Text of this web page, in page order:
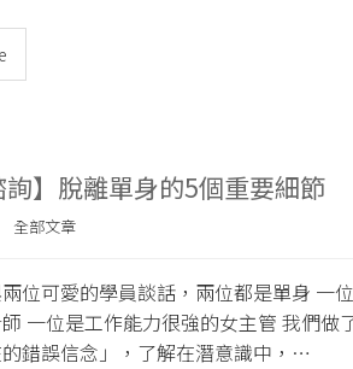
詢】脫離單身的5個重要細節
全部文章
位可愛的學員談話，兩位都是單身 一
一位是工作能力很強的女主管 我們做
錯誤信念」，了解在潛意識中，…